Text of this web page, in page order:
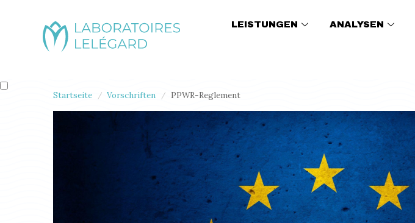
LEISTUNGEN ANALYSEN
Startseite / Vorschriften / PPWR-Reglement